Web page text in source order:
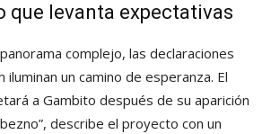
que levanta expectativas
complejo, las declaraciones
iluminan un camino de esperanza. El
a Gambito después de su aparición
describe el proyecto con un